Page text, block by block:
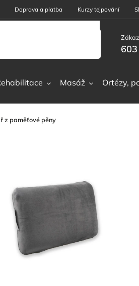
Doprava a platba Kurzy tejpování
Masáž Ortézy,
z paměťové pěny